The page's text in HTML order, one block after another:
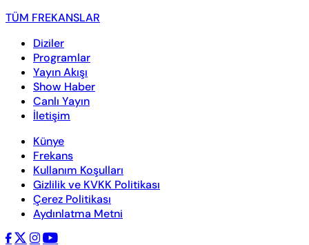
TÜM FREKANSLAR
Diziler
Programlar
Yayın Akışı
Show Haber
Canlı Yayın
İletişim
Künye
Frekans
Kullanım Koşulları
Gizlilik ve KVKK Politikası
Çerez Politikası
Aydınlatma Metni